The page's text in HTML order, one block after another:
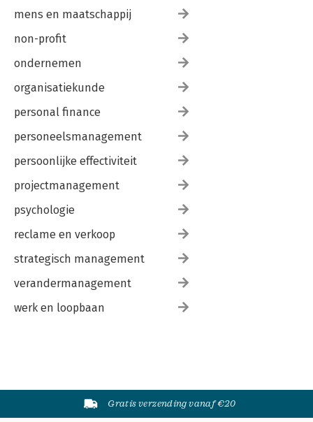
mens en maatschappij
non-profit
ondernemen
organisatiekunde
personal finance
personeelsmanagement
persoonlijke effectiviteit
projectmanagement
psychologie
reclame en verkoop
strategisch management
verandermanagement
werk en loopbaan
Gratis verzending vanaf €20